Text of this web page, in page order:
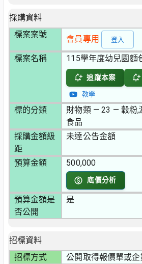
採購資料
標案案號
會員專用 登入
標案名稱 115學年度幼兒園麵
追蹤本案
教學
標的分類
財物類 — 23 — 穀粉,
食品
採購金額級
距
未達公告金額
預算金額 500,000
底價分析
預算金額是
否公開
是
招標資料
招標方式
公開取得報價單或